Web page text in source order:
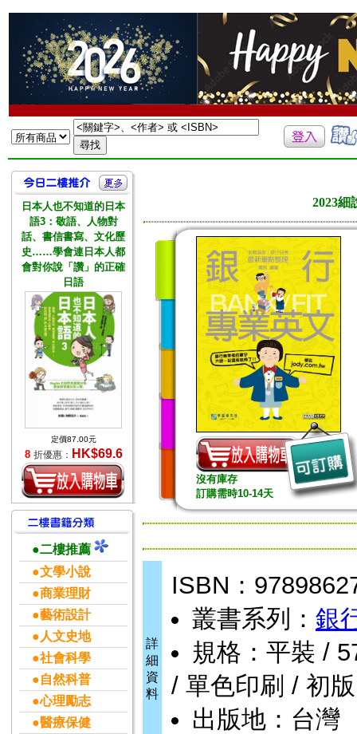
日本人也不知道的日本
語3：敬語、人物對
話、書信書寫、文化歷
史……學會連日本人都
會對你說「讚」的正確
日語
定價87.00元
8 折優惠： HK$69.6
●二樓推薦
●文學小說
●商業理財
●藝術設計
●人文史地
●社會科學
●自然科普
●心理勵志
●醫療保健
2023細
沒有庫存
訂購需時10-14天
詳
細
資
料
ISBN：
叢書系列： 銀
規格：平裝 /
/ 單色印刷 / 初版
出版地：台灣